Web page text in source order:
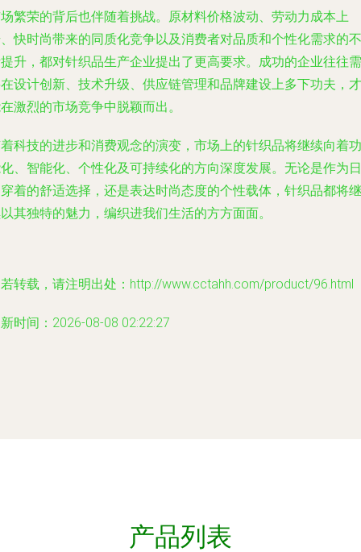
繁荣的背后也伴随着挑战。原材料价格波动、劳动力成本上
快时尚带来的同质化竞争以及消费者对品质和个性化需求的不
升，都对针织品生产企业提出了更高要求。成功的企业往往需
设计创新、技术升级、供应链管理和品牌建设上多下功夫，才
激烈的市场竞争中脱颖而出。
科技的进步和消费观念的演变，市场上的针织品将继续向着功
、智能化、个性化及可持续化的方向深度发展。无论是作为日
着的舒适选择，还是表达时尚态度的个性载体，针织品都将继
其独特的魅力，编织进我们生活的方方面面。
转载，请注明出处：http://www.cctahh.com/product/96.html
时间：2026-08-08 02:22:27
产品列表